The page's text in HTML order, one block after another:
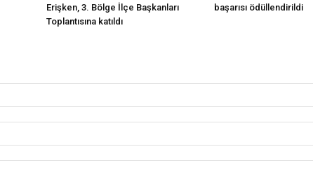
Erişken, 3. Bölge İlçe Başkanları
Toplantısına katıldı
başarısı ödüllendirildi